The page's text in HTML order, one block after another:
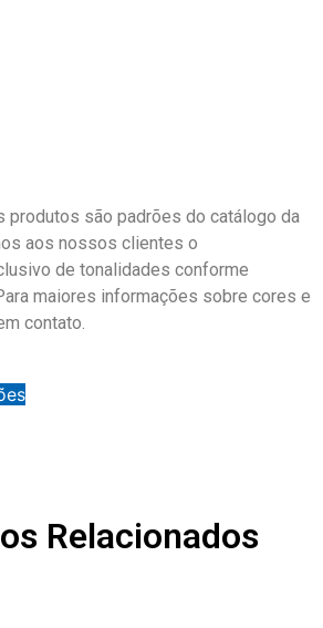
são padrões do catálogo da
aos nossos clientes o
de tonalidades conforme
maiores informações sobre cores e
contato.
Relacionados